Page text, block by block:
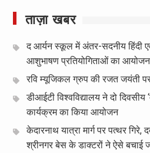
ताज़ा खबर
द आर्यन स्कूल में अंतर-सदनीय हिंदी
आशुभाषण प्रतियोगिताओं का आयोजन
रवि म्यूजिकल ग्रुप की रजत जयंती
डीआईटी विश्वविद्यालय ने दो दिवसीय
कार्यक्रम का किया आयोजन
केदारनाथ यात्रा मार्ग पर पत्थर
श्रीनगर बेस के डाक्टरों ने ऐसे बचाई